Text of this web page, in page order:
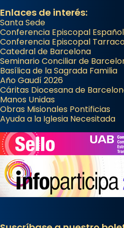
Enlaces de interés:
Santa Sede
Conferencia Episcopal
Conferencia Episcopal
Catedral de Barcelona
Seminario Conciliar de
Basílica de la Sagrada Familia
Año Gaudí 2026
Cáritas Diocesana de
Manos Unidas
Obras Misionales Pontificias
Ayuda a la Iglesia Necesitada